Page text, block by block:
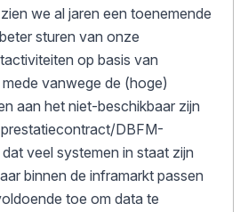
we al jaren een toenemende
sturen van onze
op basis van
vanwege de (hoge)
aan het niet-beschikbaar zijn
DBFM-
veel systemen in staat zijn
binnen de inframarkt passen
toe om data te